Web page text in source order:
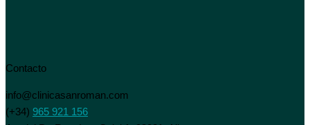
Contacto
info@clinicasanroman.com
(+34) 965 921 156